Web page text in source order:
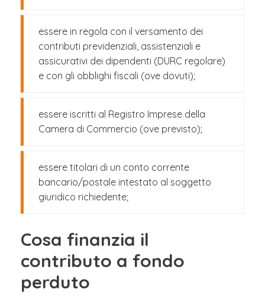
essere in regola con il versamento dei
contributi previdenziali, assistenziali e
assicurativi dei dipendenti (DURC regolare)
e con gli obblighi fiscali (ove dovuti);
essere iscritti al Registro Imprese della
Camera di Commercio (ove previsto);
essere titolari di un conto corrente
bancario/postale intestato al soggetto
giuridico richiedente;
Cosa finanzia il
contributo a fondo
perduto